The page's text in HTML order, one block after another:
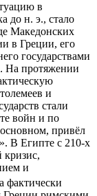
в
до н. э., стало
Македонских
в Греции, его
государствами
На протяжении
и
стали
войн и по
привёл
В Египте с 210-х
кризис,
и
фактически